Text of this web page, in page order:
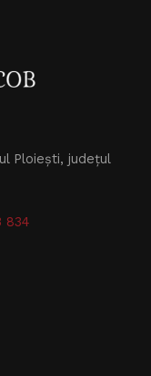
Ploiești, județul
834